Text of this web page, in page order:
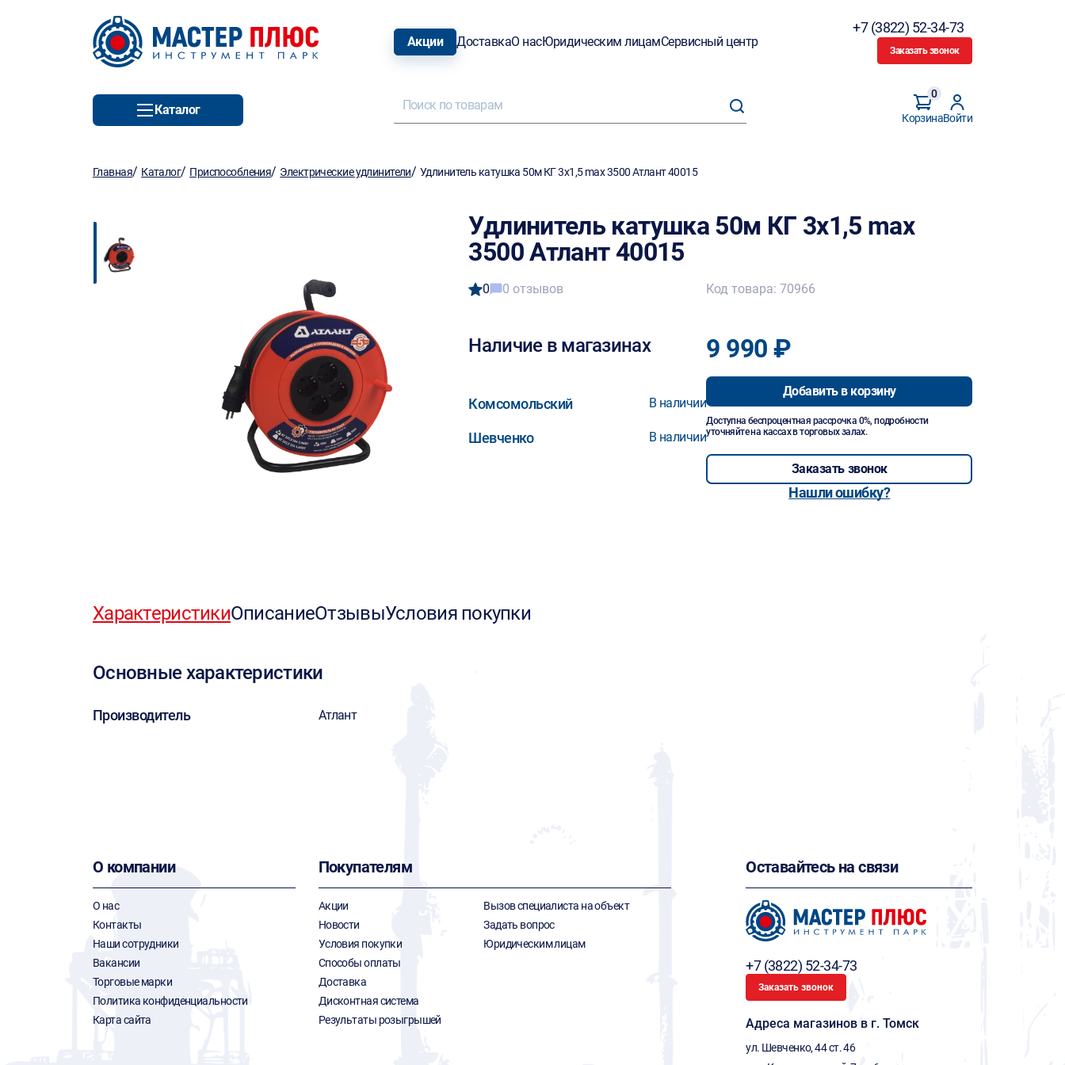
Акции ДоставкаО насЮридическим лицамСервисный центр
+7 (3822) 52-34-73
Заказать звонок
Каталог
Корзина
0
Войти
Главная/ Каталог/ Приспособления/ Электрические удлинители/ Удлинитель катушка 50м КГ 3х1,5 max 3500 Атлант 40015
Удлинитель катушка 50м КГ 3х1,5 max
3500 Атлант 40015
0 0 отзывов
Наличие в магазинах
Комсомольский В наличии
Шевченко В наличии
Код товара: 70966
9 990 ₽
Добавить в корзину
Доступна беспроцентная рассрочка 0%, подробности
уточняйте на кассах в торговых залах.
Заказать звонок
Нашли ошибку?
ХарактеристикиОписаниеОтзывыУсловия покупки
Основные характеристики
Производитель Атлант
О компании
О нас
Контакты
Наши сотрудники
Вакансии
Торговые марки
Политика конфиденциальности
Карта сайта
Покупателям
Акции
Новости
Условия покупки
Способы оплаты
Доставка
Дисконтная система
Результаты розыгрышей
Вызов специалиста на объект
Задать вопрос
Юридическим лицам
Оставайтесь на связи
+7 (3822) 52-34-73
Заказать звонок
Адреса магазинов в г. Томск
ул. Шевченко, 44 ст. 46